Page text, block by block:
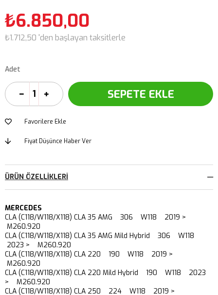
₺6.850,00
₺1.712,50 'den başlayan taksitlerle
Adet
Favorilere Ekle
Fiyat Düşünce Haber Ver
ÜRÜN ÖZELLIKLERI
MERCEDES
CLA (C118/W118/X118) CLA 35 AMG 306 W118 2019 >
M260.920
CLA (C118/W118/X118) CLA 35 AMG Mild Hybrid 306 W118
2023 > M260.920
CLA (C118/W118/X118) CLA 220 190 W118 2019 >
M260.920
CLA (C118/W118/X118) CLA 220 Mild Hybrid 190 W118 2023
> M260.920
CLA (C118/W118/X118) CLA 250 224 W118 2019 >